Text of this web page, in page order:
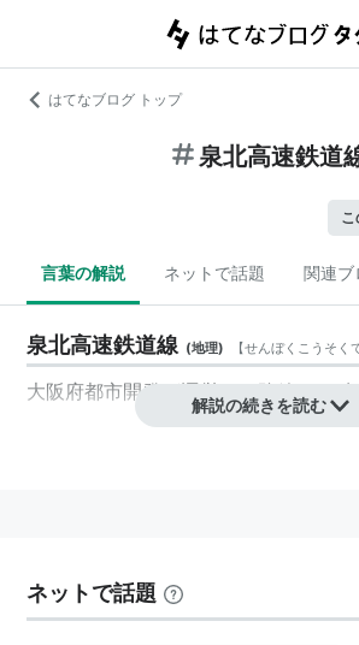
はてなブログ トップ
泉北高速鉄道
こ
言葉の解説 ネットで話題 関連ブ
泉北高速鉄道線 (地理) 【せんぼくこうそく
大阪府都市開発が運営する路線。→
解説の続きを読む
ネットで話題